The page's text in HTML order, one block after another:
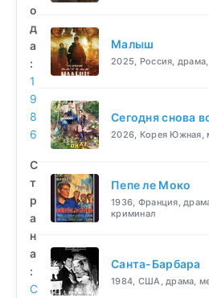
о
д
а
:
1
9
8
6
С
т
р
а
н
а
:
С
Малыш
2025, Россия,
Сегодня снова
2026, Корея Южная,
Пепе ле Моко
1936, Франция,
криминал
Санта-Барбара
1984, США, драма,